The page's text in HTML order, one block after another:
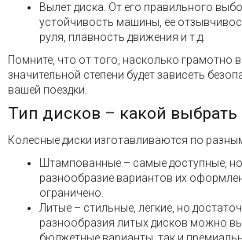
Вылет диска. От его правильного
устойчивость машины, ее
руля, плавность движения и т.д.
Помните, что от того, насколько грамотно
значительной степени будет зависеть
вашей поездки.
Тип дисков – какой выбрать
Колесные диски изготавливаются по
Штампованные – самые доступные,
разнообразие вариантов их
ограничено.
Литые – стильные, легкие, но
разнообразия литых дисков можно
бюджетные варианты, так и